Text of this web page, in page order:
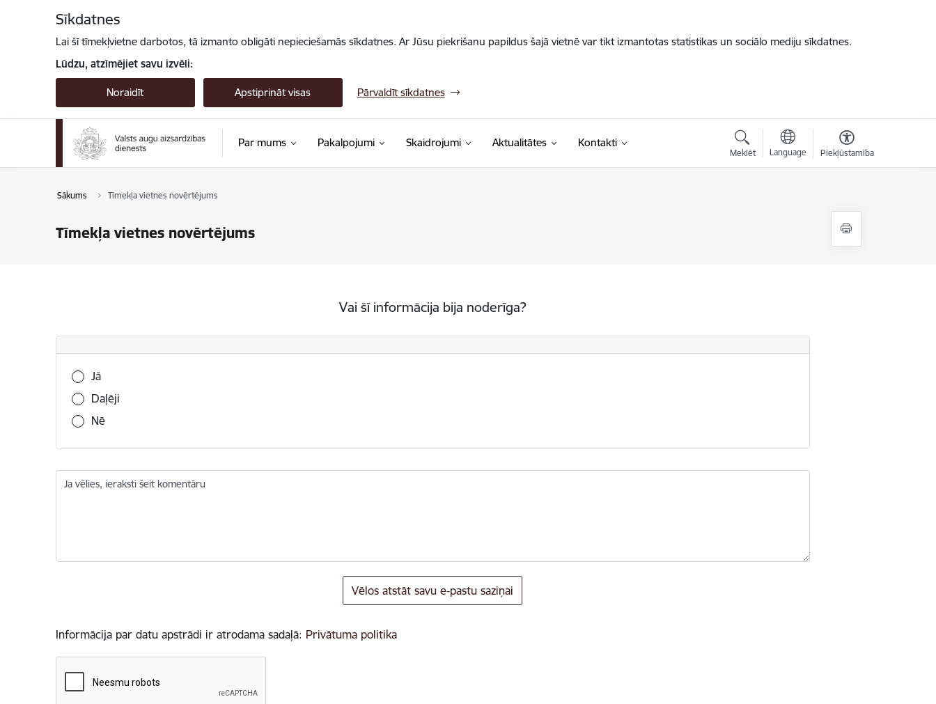
Sīkdatnes
Lai šī tīmekļvietne darbotos, tā izmanto obligāti nepieciešamās sīkdatnes. Ar Jūsu piekrišanu papildus šajā vietnē var tikt izmantotas statistikas un sociālo mediju sīkdatnes.
Lūdzu, atzīmējiet savu izvēli:
Noraidīt Apstiprināt visas Pārvaldīt sīkdatnes
Par mums Pakalpojumi Skaidrojumi Aktualitātes Kontakti
Meklēt Language Piekļūstamība
Sākums Tīmekļa vietnes novērtējums
Tīmekļa vietnes novērtējums
Vai šī informācija bija noderīga?
Vai šī informācija bija noderīga?
Jā
Daļēji
Nē
Ja vēlies, ieraksti šeit komentāru
Vēlos atstāt savu e-pastu saziņai
Informācija par datu apstrādi ir atrodama sadaļā: Privātuma politika